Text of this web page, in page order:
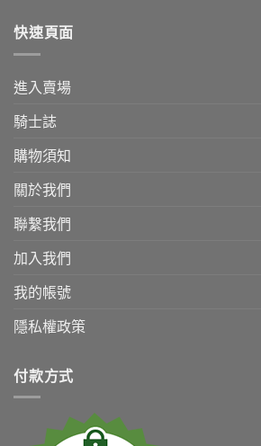
快速頁面
進入賣場
騎士誌
購物須知
關於我們
聯繫我們
加入我們
我的帳號
隱私權政策
付款方式